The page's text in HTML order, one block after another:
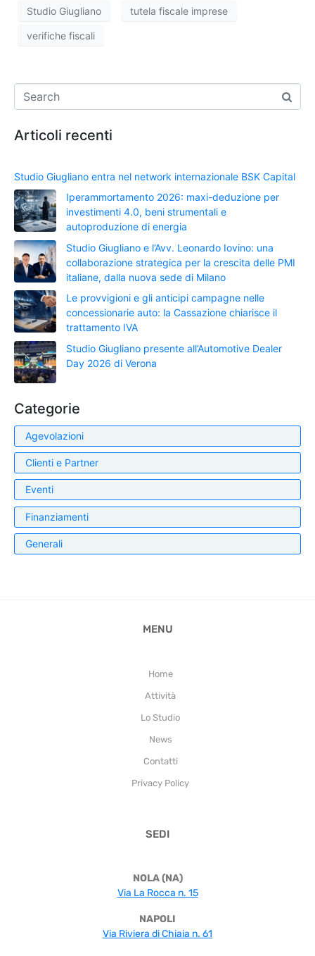
Studio Giugliano tutela fiscale imprese
verifiche fiscali
Articoli recenti
Studio Giugliano entra nel network internazionale BSK Capital
Iperammortamento 2026: maxi-deduzione per
investimenti 4.0, beni strumentali e
autoproduzione di energia
Studio Giugliano e l’Avv. Leonardo Iovino: una
collaborazione strategica per la crescita delle PMI
italiane, dalla nuova sede di Milano
Le provvigioni e gli anticipi campagne nelle
concessionarie auto: la Cassazione chiarisce il
trattamento IVA
Studio Giugliano presente all’Automotive Dealer
Day 2026 di Verona
Categorie
Agevolazioni
Clienti e Partner
Eventi
Finanziamenti
Generali
MENU
Home
Attività
Lo Studio
News
Contatti
Privacy Policy
SEDI
NOLA (NA)
Via La Rocca n. 15
NAPOLI
Via Riviera di Chiaia n. 61